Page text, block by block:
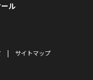
ル
サイトマップ